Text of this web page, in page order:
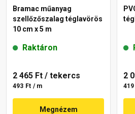
Bramac műanyag
szellőzőszalag téglavörös
10 cm x 5 m
Raktáron
2 465 Ft / tekercs
493 Ft / m
Megnézem
2